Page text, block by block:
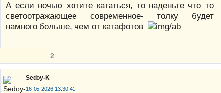
А если ночью хотите кататься, то наденьте что то
светоотражающее современное- толку будет
намного больше, чем от катафотов
2
Sedoy-K
16-05-2026 13:30:41